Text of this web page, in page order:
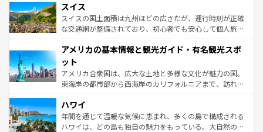
を参照してほしい。
は、お酒好きな人にはぜひ体験してほしい。 なお、新着の
ドイツ情報はコンテンツ一覧を参照してほしい。
リアごとに異なる魅力がある。また、優雅なアフタヌーン
ティー、ビール好きにはたまらない英国パブ、サッカー観
戦など、本場だからこそできる体験も豊富。イギリスを旅
ンツ一覧を参照してほしい。
スイス
スイスの国土面積は九州ほどの広さだが、運行時刻が正確
な交通網が整備されており、初心者でも安心して個人旅行
の建物がそのまま残る町や、スイスならではのユニークな
博物館もあり、アルプス観光だけでなく町歩きも満喫する
ことができる。国民の所得が高いため物価も高いが、旅行
者向けの交通パス提供のサービスもあり、うまく活用すれ
着のスイス情報は
アメリカの基本情報と観光ガイド・有名観光スポ
ット
アメリカ合衆国は、広大な土地と多様な文化が魅力の国。
東海岸の都市部から西海岸のカリフォルニアまで、訪れる
のような巨大都市は、観光、ショッピング、エンターテイ
ンメントが詰まった刺激的なスポットだ。一方、アメリカ
西部には大自然が広がり、グランドキャニオンやイエロー
ハワイ
年間を通じて温暖な気候に恵まれ、多くの島で構成される
ハワイは、どの島も独自の魅力をもっている。大自然の神